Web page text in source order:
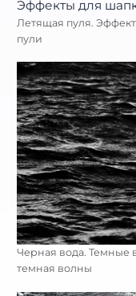
Летящая пуля.
пули
Черная вода. Темные
темная волны